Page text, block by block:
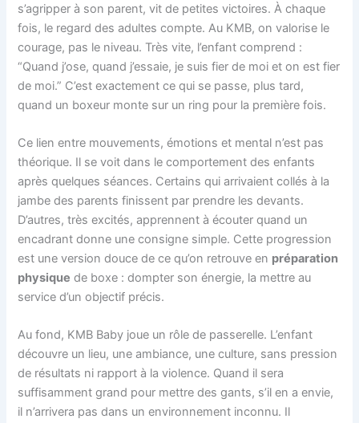
s’agripper à son parent, vit de petites victoires. À chaque
fois, le regard des adultes compte. Au KMB, on valorise le
courage, pas le niveau. Très vite, l’enfant comprend :
“Quand j’ose, quand j’essaie, je suis fier de moi et on est fier
de moi.” C’est exactement ce qui se passe, plus tard,
quand un boxeur monte sur un ring pour la première fois.
Ce lien entre mouvements, émotions et mental n’est pas
théorique. Il se voit dans le comportement des enfants
après quelques séances. Certains qui arrivaient collés à la
jambe des parents finissent par prendre les devants.
D’autres, très excités, apprennent à écouter quand un
encadrant donne une consigne simple. Cette progression
est une version douce de ce qu’on retrouve en préparation
physique de boxe : dompter son énergie, la mettre au
service d’un objectif précis.
Au fond, KMB Baby joue un rôle de passerelle. L’enfant
découvre un lieu, une ambiance, une culture, sans pression
de résultats ni rapport à la violence. Quand il sera
suffisamment grand pour mettre des gants, s’il en a envie,
il n’arrivera pas dans un environnement inconnu. Il